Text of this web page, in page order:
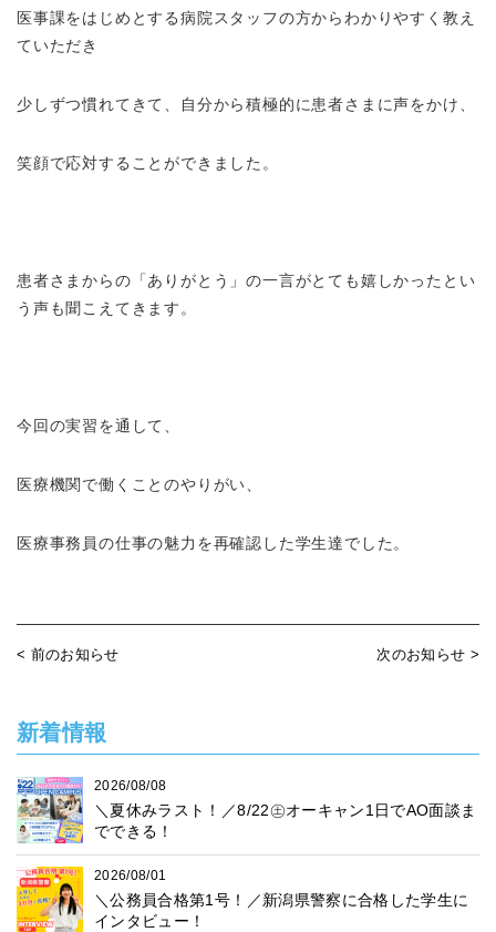
医事課をはじめとする病院スタッフの方からわかりやすく教え
ていただき
少しずつ慣れてきて、自分から積極的に患者さまに声をかけ、
笑顔で応対することができました。
患者さまからの「ありがとう」の一言がとても嬉しかったとい
う声も聞こえてきます。
今回の実習を通して、
医療機関で働くことのやりがい、
医療事務員の仕事の魅力を再確認した学生達でした。
< 前のお知らせ 次のお知らせ >
新着情報
2026/08/08
＼夏休みラスト！／8/22㊏オーキャン1日でAO面談ま
でできる！
2026/08/01
＼公務員合格第1号！／新潟県警察に合格した学生に
インタビュー！